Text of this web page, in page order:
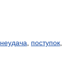
неудача поступок